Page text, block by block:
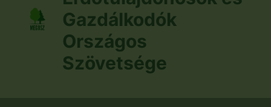
Gazdálkodók
Országos
Szövetsége